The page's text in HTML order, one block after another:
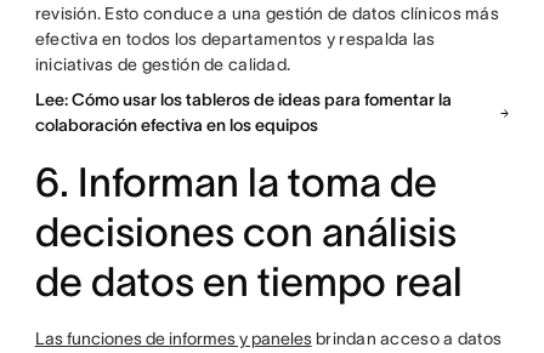
revisión. Esto conduce a una gestión de datos clínicos más
efectiva en todos los departamentos y respalda las
iniciativas de gestión de calidad.
Lee: Cómo usar los tableros de ideas para fomentar la
colaboración efectiva en los equipos
6. Informan la toma de
decisiones con análisis
de datos en tiempo real
Las funciones de informes y panelesbrindan acceso a datos